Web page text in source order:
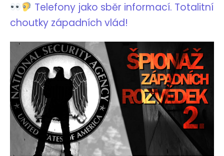
Telefony jako sběr informací. Totalitní
choutky západních vlád!